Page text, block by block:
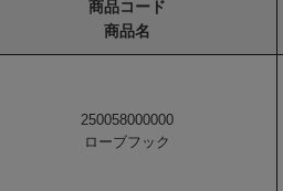
商品コード
商品名
250058000000
ローブフック